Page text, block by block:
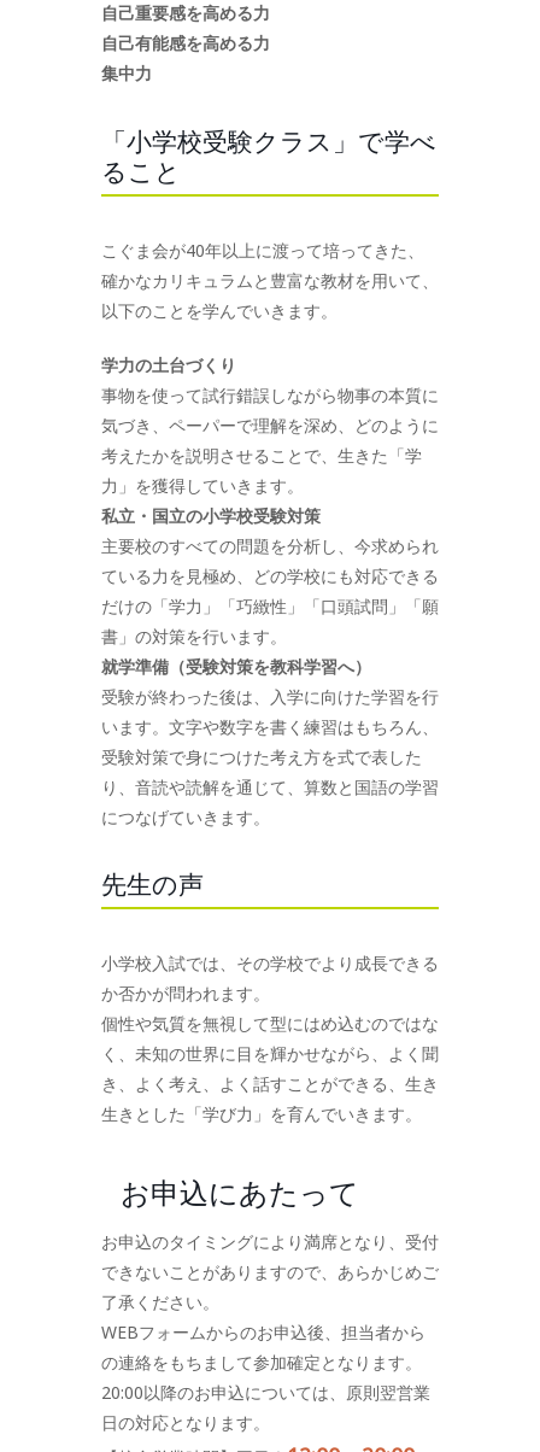
自己重要感を高める力
自己有能感を高める力
集中力
「小学校受験クラス」で学べ
ること
こぐま会が40年以上に渡って培ってきた、
確かなカリキュラムと豊富な教材を用いて、
以下のことを学んでいきます。
学力の土台づくり
事物を使って試行錯誤しながら物事の本質に
気づき、ペーパーで理解を深め、どのように
考えたかを説明させることで、生きた「学
力」を獲得していきます。
私立・国立の小学校受験対策
主要校のすべての問題を分析し、今求められ
ている力を見極め、どの学校にも対応できる
だけの「学力」「巧緻性」「口頭試問」「願
書」の対策を行います。
就学準備（受験対策を教科学習へ）
受験が終わった後は、入学に向けた学習を行
います。文字や数字を書く練習はもちろん、
受験対策で身につけた考え方を式で表した
り、音読や読解を通じて、算数と国語の学習
につなげていきます。
先生の声
小学校入試では、その学校でより成長できる
か否かが問われます。
個性や気質を無視して型にはめ込むのではな
く、未知の世界に目を輝かせながら、よく聞
き、よく考え、よく話すことができる、生き
生きとした「学び力」を育んでいきます。
お申込にあたって
お申込のタイミングにより満席となり、受付
できないことがありますので、あらかじめご
了承ください。
WEBフォームからのお申込後、担当者から
の連絡をもちまして参加確定となります。
20:00以降のお申込については、原則翌営業
日の対応となります。